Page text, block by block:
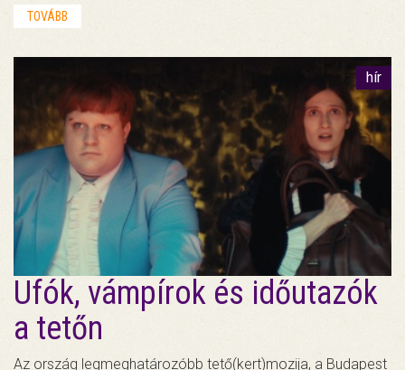
TOVÁBB
hír
Ufók, vámpírok és időutazók
a tetőn
Az ország legmeghatározóbb tető(kert)mozija, a Budapest